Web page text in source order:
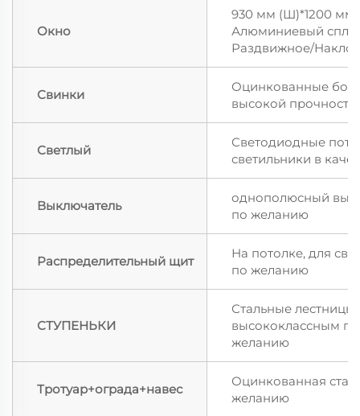
Окно
930 мм (Ш)*1200 мм
Алюминиевый
Раздвижное/
Свинки
Оцинкованные
высокой прочности
Светлый
Светодиодные
светильники в
Выключатель
однополюсный
по желанию
Распределительный щит
На потолке, для
по желанию
СТУПЕНЬКИ
Стальные лестницы
высококлассным
желанию
Тротуар+ограда+навес
Оцинкованная
желанию